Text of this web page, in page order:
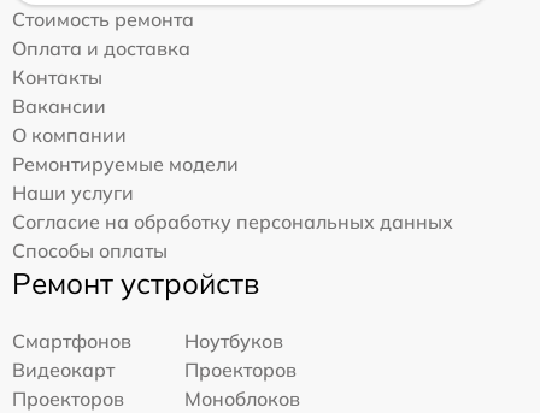
Стоимость ремонта
Оплата и доставка
Контакты
Вакансии
О компании
Ремонтируемые модели
Наши услуги
Согласие на обработку персональных данных
Способы оплаты
Ремонт устройств
Смартфонов
Ноутбуков
Видеокарт
Проекторов
Проекторов
Моноблоков